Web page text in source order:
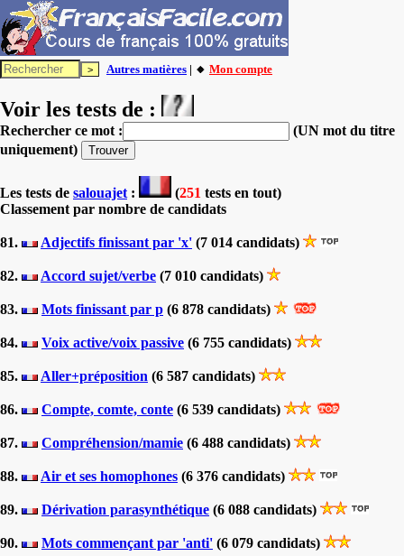
Autres matières | 🔸 Mon compte
Voir les tests de :
Rechercher ce mot :
(UN mot du titre
uniquement)
Les tests de salouajet : (251 tests en tout)
Classement par nombre de candidats
81. Adjectifs finissant par 'x' (7 014 candidats)
82. Accord sujet/verbe (7 010 candidats)
83. Mots finissant par p (6 878 candidats)
84. Voix active/voix passive (6 755 candidats)
85. Aller+préposition (6 587 candidats)
86. Compte, comte, conte (6 539 candidats)
87. Compréhension/mamie (6 488 candidats)
88. Air et ses homophones (6 376 candidats)
89. Dérivation parasynthétique (6 088 candidats)
90. Mots commençant par 'anti' (6 079 candidats)